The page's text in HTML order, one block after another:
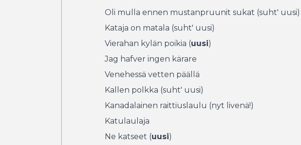
Oli mulla ennen mustanpruunit sukat (suht' uusi)
Kataja on matala (suht' uusi)
Vierahan kylän poikia (uusi)
Jag hafver ingen kärare
Venehessä vetten päällä
Kallen polkka (suht' uusi)
Kanadalainen raittiuslaulu (nyt livenä!)
Katulaulaja
Ne katseet (uusi)